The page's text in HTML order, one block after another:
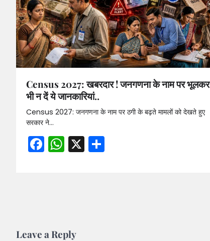
Census 2027: खबरदार ! जनगणना के नाम पर भूलकर
भी न दें ये जानकारियां..
Census 2027: जनगणना के नाम पर ठगी के बढ़ते मामलों को देखते हुए
सरकार ने…
Facebook
WhatsApp
X
Leave a Reply